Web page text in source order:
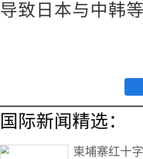
导致日本与中韩
国际新闻精选：
柬埔寨红十